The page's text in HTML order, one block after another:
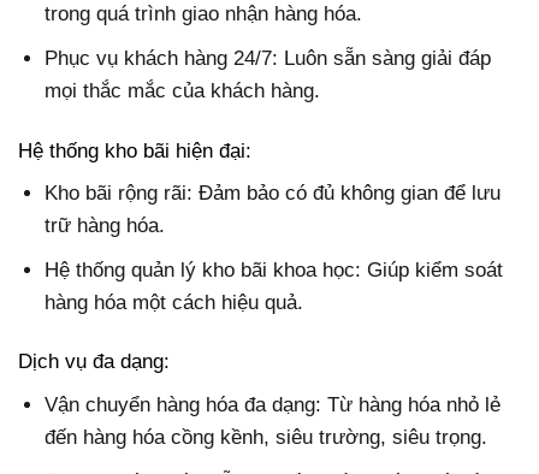
trong quá trình giao nhận hàng hóa.
Phục vụ khách hàng 24/7: Luôn sẵn sàng giải đáp
mọi thắc mắc của khách hàng.
Hệ thống kho bãi hiện đại:
Kho bãi rộng rãi: Đảm bảo có đủ không gian để lưu
trữ hàng hóa.
Hệ thống quản lý kho bãi khoa học: Giúp kiểm soát
hàng hóa một cách hiệu quả.
Dịch vụ đa dạng:
Vận chuyển hàng hóa đa dạng: Từ hàng hóa nhỏ lẻ
đến hàng hóa cồng kềnh, siêu trường, siêu trọng.